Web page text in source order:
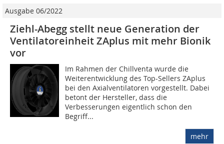
Ausgabe 06/2022
Ziehl-Abegg stellt neue Generation der
Ventilatoreinheit ZAplus mit mehr Bionik
vor
Im Rahmen der Chillventa wurde die
Weiterentwicklung des Top-Sellers ZAplus
bei den Axialventilatoren vorgestellt. Dabei
betont der Hersteller, dass die
Verbesserungen eigentlich schon den
Begriff...
mehr